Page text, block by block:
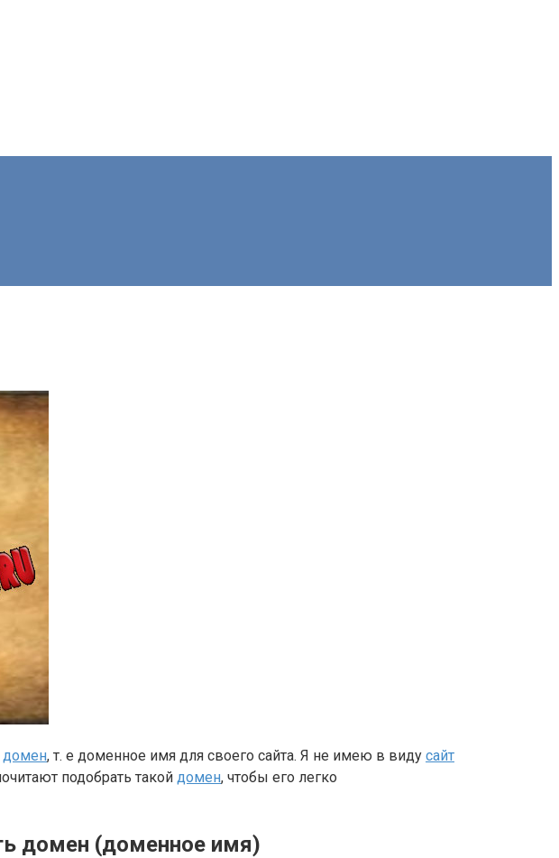
домен, т. е доменное имя для своего сайта. Я не имею в виду сайт
подобрать такой домен, чтобы его легко
домен (доменное имя)